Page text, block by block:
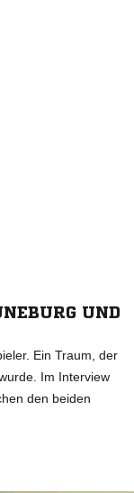
UND
Ein Traum, der
Im Interview
den beiden